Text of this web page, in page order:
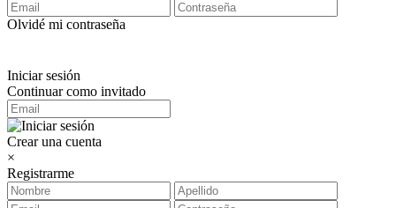
Olvidé mi contraseña
Iniciar sesión
Continuar como invitado
Crear una cuenta
×
Registrarme